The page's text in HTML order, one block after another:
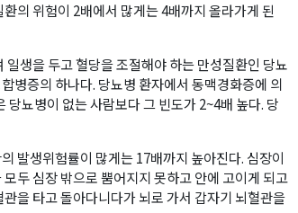
의 위험이 2배에서 많게는 4배까지 올라가게 된
생을 두고 혈당을 조절해야 하는 만성질환인 당뇨
병증의 하나다. 당뇨병 환자에서 동맥경화증에 의
뇨병이 없는 사람보다 그 빈도가 2~4배 높다. 당
발생위험률이 많게는 17배까지 높아진다. 심장이
두 심장 밖으로 뿜어지지 못하고 안에 고이게 되고
을 타고 돌아다니다가 뇌로 가서 갑자기 뇌혈관을